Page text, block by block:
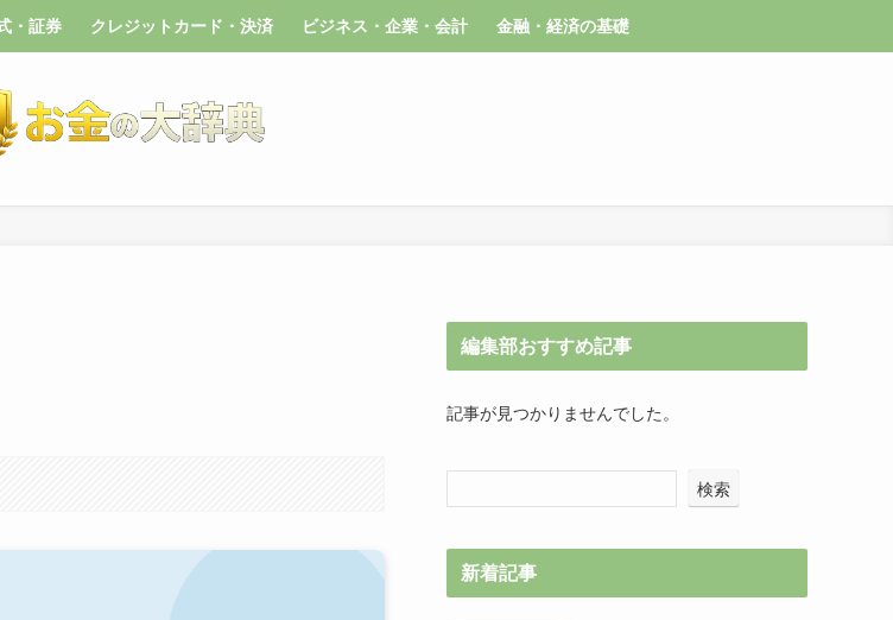
・証券 クレジットカード・決済 ビジネス・企業・会計 金融・経済の基礎
編集部おすすめ記事
記事が見つかりませんでした。
検索
新着記事